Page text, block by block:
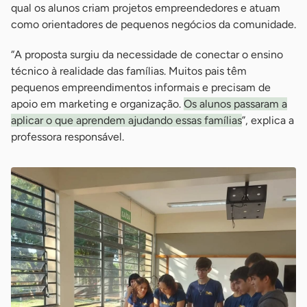
qual os alunos criam projetos empreendedores e atuam
como orientadores de pequenos negócios da comunidade.
“A proposta surgiu da necessidade de conectar o ensino
técnico à realidade das famílias. Muitos pais têm
pequenos empreendimentos informais e precisam de
apoio em marketing e organização. Os alunos passaram a
aplicar o que aprendem ajudando essas famílias”, explica a
professora responsável.